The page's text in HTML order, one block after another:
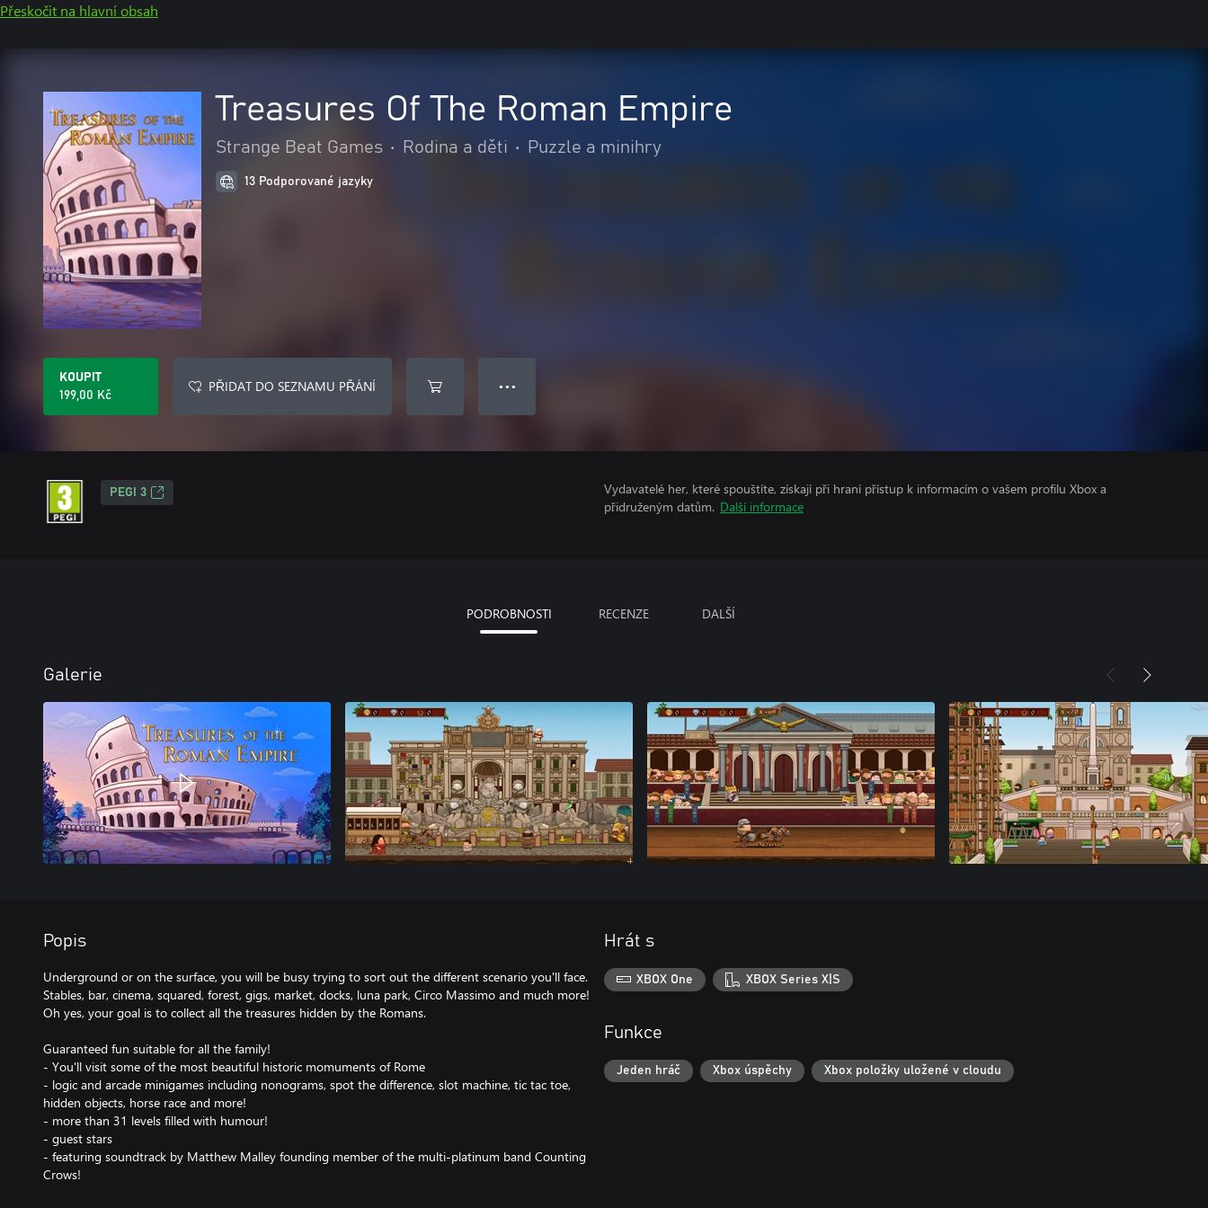
Přeskočit na hlavní obsah
Treasures Of The Roman Empire
Strange Beat Games • Rodina a děti • Puzzle a minihry
13 Podporované jazyky
KOUPIT
199,00 Kč
PŘIDAT DO SEZNAMU PŘÁNÍ ● ● ●
PEGI 3
Vydavatelé her, které spouštíte, získají při hraní přístup k informacím o vašem profilu Xbox a
přidruženým datům. Další informace
PODROBNOSTI RECENZE DALŠÍ
Galerie
Popis
Underground or on the surface, you will be busy trying to sort out the different scenario you'll face.
Stables, bar, cinema, squared, forest, gigs, market, docks, luna park, Circo Massimo and much more!
Oh yes, your goal is to collect all the treasures hidden by the Romans.
Guaranteed fun suitable for all the family!
- You'll visit some of the most beautiful historic momuments of Rome
- logic and arcade minigames including nonograms, spot the difference, slot machine, tic tac toe,
hidden objects, horse race and more!
- more than 31 levels filled with humour!
- guest stars
- featuring soundtrack by Matthew Malley founding member of the multi-platinum band Counting
Crows!
Hrát s
XBOX One XBOX Series X|S
Funkce
Jeden hráč Xbox úspěchy Xbox položky uložené v cloudu